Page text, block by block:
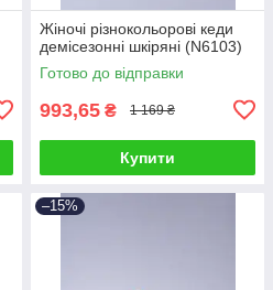
Жіночі різнокольорові кеди
демісезонні шкіряні (N6103)
Готово до відправки
993,65 ₴ 1 169 ₴
Купити
–15%